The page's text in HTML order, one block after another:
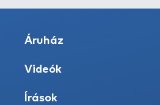
Áruház
Videók
Írások